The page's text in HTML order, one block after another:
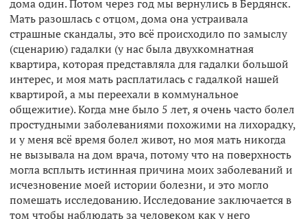
дома один. Потом через год мы вернулись в Бердянск.
Мать разошлась с отцом, дома она устраивала
страшные скандалы, это всё происходило по замыслу
(сценарию) гадалки (у нас была двухкомнатная
квартира, которая представляла для гадалки большой
интерес, и моя мать расплатилась с гадалкой нашей
квартирой, а мы переехали в коммунальное
общежитие). Когда мне было 5 лет, я очень часто болел
простудными заболеваниями похожими на лихорадку,
и у меня всё время болел живот, но моя мать никогда
не вызывала на дом врача, потому что на поверхность
могла всплыть истинная причина моих заболеваний и
исчезновение моей истории болезни, и это могло
помешать исследованию. Исследование заключается в
том чтобы наблюдать за человеком как у него